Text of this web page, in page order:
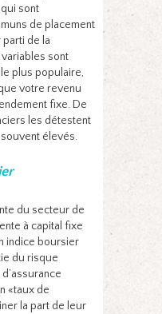
sont
de placement
de la
sont
plus populaire,
votre revenu
fixe. De
les détestent
élevés.
du secteur de
à capital fixe
indice boursier
du risque
«taux de
la part de leur